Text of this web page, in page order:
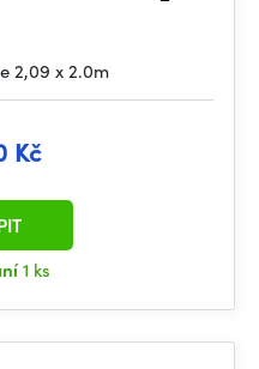
2,09 x 2.0m
Kč
1 ks